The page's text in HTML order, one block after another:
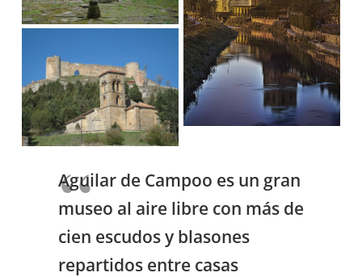
Aguilar de Campoo es un gran
museo al aire libre con más de
cien escudos y blasones
repartidos entre casas